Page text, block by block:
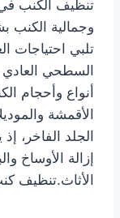
تنظيف الكنب
وجمالية الكنب
تلبي احتياجات
السطحي العادي
أنواع وأحجام
الأقمشة
الجلد الفاخر،
إزالة الأوساخ
الأثاث.تنظيف